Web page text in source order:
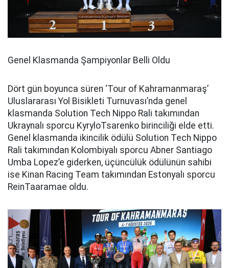
Genel Klasmanda Şampiyonlar Belli Oldu
Dört gün boyunca süren ‘Tour of Kahramanmaraş’
Uluslararası Yol Bisikleti Turnuvası’nda genel
klasmanda Solution Tech Nippo Rali takımından
Ukraynalı sporcu KyryloTsarenko birinciliği elde etti.
Genel klasmanda ikincilik ödülü Solution Tech Nippo
Rali takımından Kolombiyalı sporcu Abner Santiago
Umba Lopez’e giderken, üçüncülük ödülünün sahibi
ise Kinan Racing Team takımından Estonyalı sporcu
ReinTaaramae oldu.